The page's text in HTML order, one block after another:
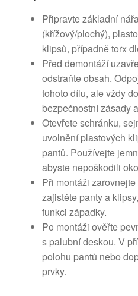
Připravte základní
(křížový/plochý),
klipsů, případně torx
Před demontáží
odstraňte obsah.
tohoto dílu, ale vždy
bezpečnostní zásady
Otevřete schránku,
uvolnění plastových
pantů. Používejte
abyste nepoškodili
Při montáži
zajistěte panty a
funkci západky.
Po montáži ověřte
s palubní deskou. V
polohu pantů nebo
prvky.